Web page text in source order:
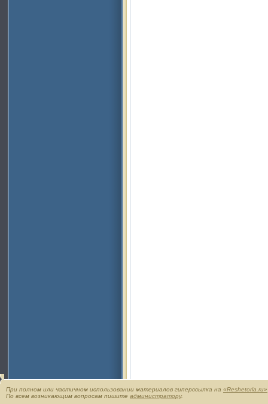
При полном или частичном использовании материалов гиперссылка на «Reshetoria.ru»
По всем возникающим вопросам пишите администратору.